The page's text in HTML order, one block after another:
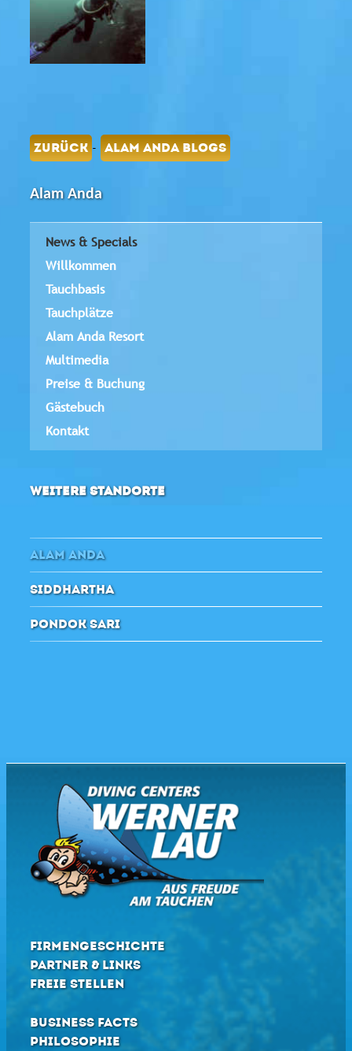
ZURÜCK - ALAM ANDA BLOGS
Alam Anda
News & Specials
Willkommen
Tauchbasis
Tauchplätze
Alam Anda Resort
Multimedia
Preise & Buchung
Gästebuch
Kontakt
WEITERE STANDORTE
ALAM ANDA
SIDDHARTHA
PONDOK SARI
FIRMENGESCHICHTE
PARTNER & LINKS
FREIE STELLEN
BUSINESS FACTS
PHILOSOPHIE